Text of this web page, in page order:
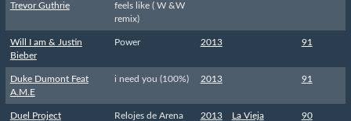
Trevor Guthrie
feels like ( W &W
remix)
Will I am & Justin
Bieber
Power 2013 91
Duke Dumont Feat
A.M.E
i need you (100%) 2013 91
Duel Project Relojes de Arena 2013
La Vieja
90